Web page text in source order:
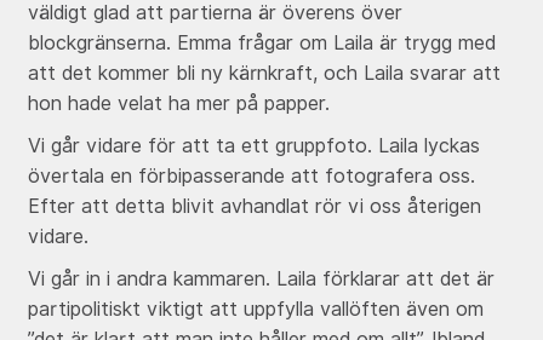
väldigt glad att partierna är överens över
blockgränserna. Emma frågar om Laila är trygg med
att det kommer bli ny kärnkraft, och Laila svarar att
hon hade velat ha mer på papper.
Vi går vidare för att ta ett gruppfoto. Laila lyckas
övertala en förbipasserande att fotografera oss.
Efter att detta blivit avhandlat rör vi oss återigen
vidare.
Vi går in i andra kammaren. Laila förklarar att det är
partipolitiskt viktigt att uppfylla vallöften även om